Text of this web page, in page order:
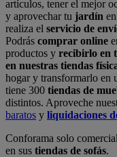
artículos, tener el mejor
y aprovechar tu jardín
realiza el servicio de
Podrás comprar online
productos y recibirlo en
en nuestras tiendas
hogar y transformarlo en
tiene 300 tiendas de
distintos. Aproveche
baratos y liquidaciones
Conforama solo
en sus tiendas de sofás.